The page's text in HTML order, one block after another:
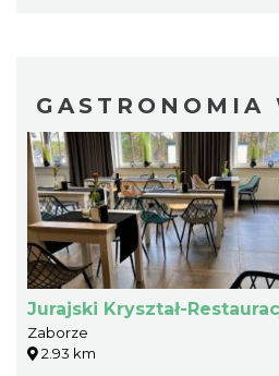
GASTRONOMIA
Jurajski Kryształ-
Zaborze
2.93 km